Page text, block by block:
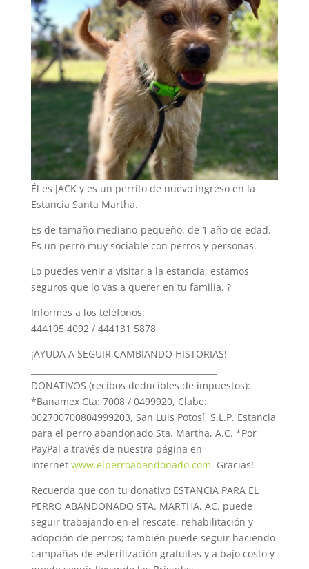
Él es JACK y es un perrito de nuevo ingreso en la
Estancia Santa Martha.
Es de tamaño mediano-pequeño, de 1 año de edad.
Es un perro muy sociable con perros y personas.
Lo puedes venir a visitar a la estancia, estamos
seguros que lo vas a querer en tu familia. ?
Informes a los teléfonos:
444105 4092 / 444131 5878
¡AYUDA A SEGUIR CAMBIANDO HISTORIAS!
DONATIVOS (recibos deducibles de impuestos):
*Banamex Cta: 7008 / 0499920, Clabe:
002700700804999203, San Luis Potosí, S.L.P. Estancia
para el perro abandonado Sta. Martha, A.C. *Por
PayPal a través de nuestra página en
internet www.elperroabandonado.com. Gracias!
Recuerda que con tu donativo ESTANCIA PARA EL
PERRO ABANDONADO STA. MARTHA, AC. puede
seguir trabajando en el rescate, rehabilitación y
adopción de perros; también puede seguir haciendo
campañas de esterilización gratuitas y a bajo costo y